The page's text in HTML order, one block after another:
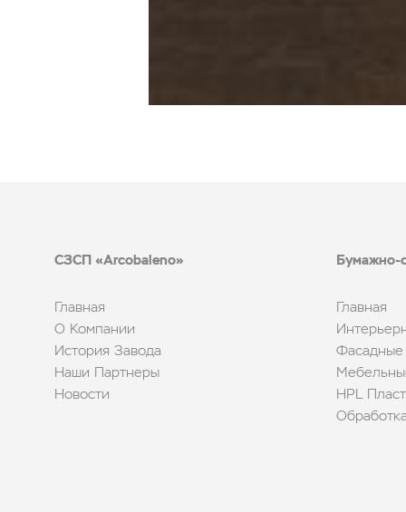
СЗСП «Arcobaleno»
Главная
О Компании
История Завода
Наши Партнеры
Новости
Бумажно-
Главная
Фасадные
HPL